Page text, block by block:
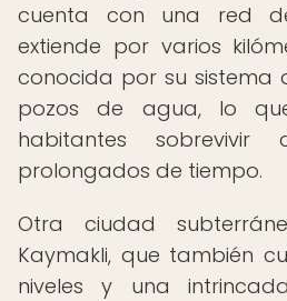
cuenta con una red
extiende por varios
conocida por su sistema
pozos de agua, lo
habitantes sobrevivir
prolongados de tiempo.
Otra ciudad
Kaymakli, que también
niveles y una